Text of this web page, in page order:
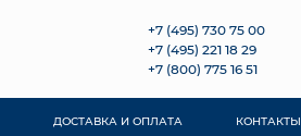
+7 (495) 730 75 00
+7 (495) 221 18 29
+7 (800) 775 16 51
ДОСТАВКА И ОПЛАТА КОНТАКТЫ